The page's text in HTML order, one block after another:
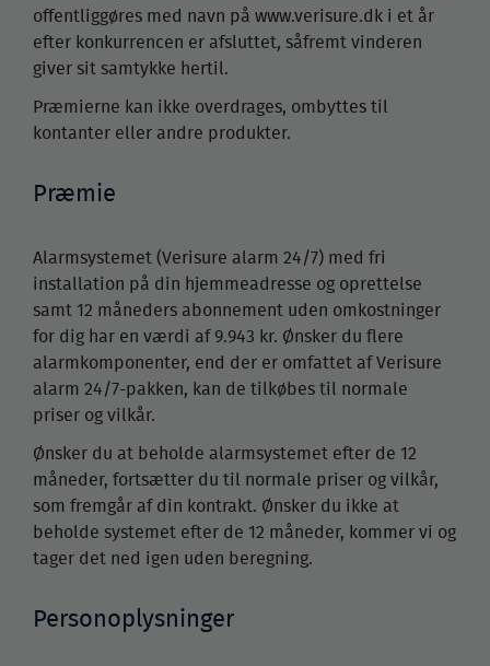
offentliggøres med navn på www.verisure.dk i et år
efter konkurrencen er afsluttet, såfremt vinderen
giver sit samtykke hertil.
Præmierne kan ikke overdrages, ombyttes til
kontanter eller andre produkter.
Præmie
Alarmsystemet (Verisure alarm 24/7) med fri
installation på din hjemmeadresse og oprettelse
samt 12 måneders abonnement uden omkostninger
for dig har en værdi af 9.943 kr. Ønsker du flere
alarmkomponenter, end der er omfattet af Verisure
alarm 24/7-pakken, kan de tilkøbes til normale
priser og vilkår.
Ønsker du at beholde alarmsystemet efter de 12
måneder, fortsætter du til normale priser og vilkår,
som fremgår af din kontrakt. Ønsker du ikke at
beholde systemet efter de 12 måneder, kommer vi og
tager det ned igen uden beregning.
Personoplysninger